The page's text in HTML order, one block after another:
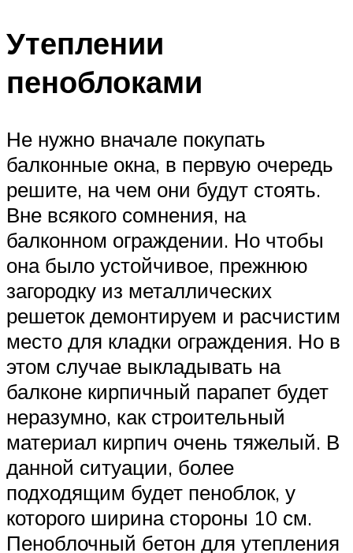
Утеплении
пеноблоками
Не нужно вначале покупать
балконные окна, в первую очередь
решите, на чем они будут стоять.
Вне всякого сомнения, на
балконном ограждении. Но чтобы
она было устойчивое, прежнюю
загородку из металлических
решеток демонтируем и расчистим
место для кладки ограждения. Но в
этом случае выкладывать на
балконе кирпичный парапет будет
неразумно, как строительный
материал кирпич очень тяжелый. В
данной ситуации, более
подходящим будет пеноблок, у
которого ширина стороны 10 см.
Пеноблочный бетон для утепления